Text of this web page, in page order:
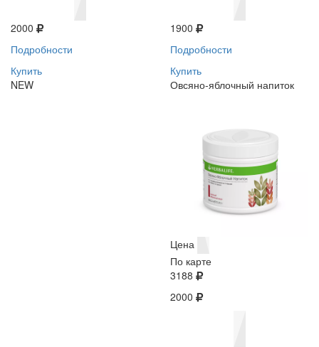
2000
Подробности
Купить
NEW
1900
Подробности
Купить
Овсяно-яблочный напиток
Цена
По карте
3188
2000